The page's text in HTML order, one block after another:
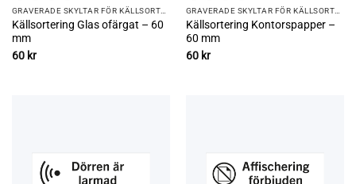
GRAVERADE SKYLTAR FÖR KÄLLSORTERING
Källsortering Glas ofärgat – 60
mm
60 kr
GRAVERADE SKYLTAR FÖR KÄLLSORTERING
Källsortering Kontorspapper –
60 mm
60 kr